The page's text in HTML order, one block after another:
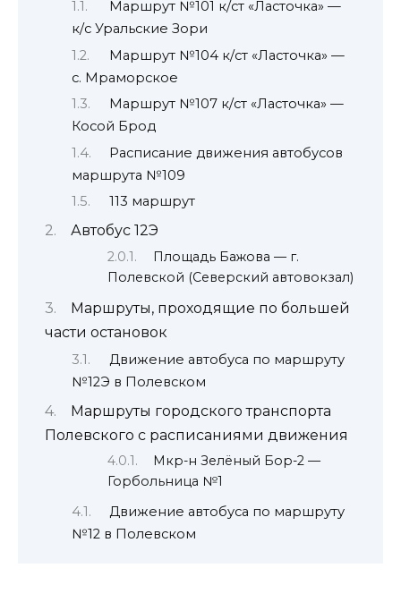
Маршрут №101 к/ст «Ласточка» —
к/с Уральские Зори
Маршрут №104 к/ст «Ласточка» —
с. Мраморское
Маршрут №107 к/ст «Ласточка» —
Косой Брод
Расписание движения автобусов
маршрута №109
113 маршрут
Автобус 12Э
Площадь Бажова — г.
Полевской (Северский автовокзал)
Маршруты, проходящие по большей
части остановок
Движение автобуса по маршруту
№12Э в Полевском
Маршруты городского транспорта
Полевского с расписаниями движения
Мкр-н Зелёный Бор-2 —
Горбольница №1
Движение автобуса по маршруту
№12 в Полевском